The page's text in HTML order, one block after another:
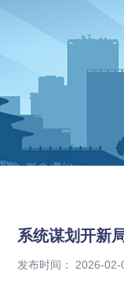
系统谋划开新
发布时间： 2026-02-